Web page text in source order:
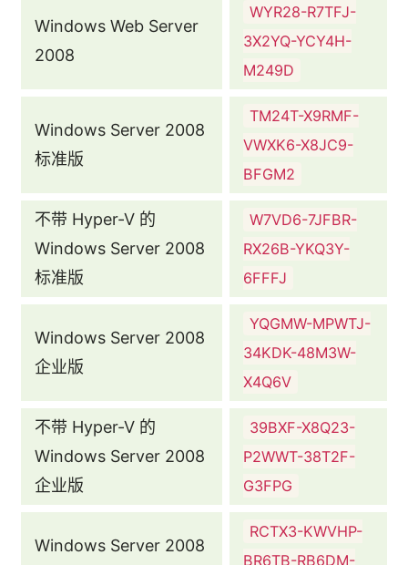
Windows Web Server
2008
WYR28-R7TFJ-
3X2YQ-YCY4H-
M249D
Windows Server 2008
标准版
TM24T-X9RMF-
VWXK6-X8JC9-
BFGM2
不带 Hyper-V 的
Windows Server 2008
标准版
W7VD6-7JFBR-
RX26B-YKQ3Y-
6FFFJ
Windows Server 2008
企业版
YQGMW-MPWTJ-
34KDK-48M3W-
X4Q6V
不带 Hyper-V 的
Windows Server 2008
企业版
39BXF-X8Q23-
P2WWT-38T2F-
G3FPG
Windows Server 2008
RCTX3-KWVHP-
BR6TB-RB6DM-